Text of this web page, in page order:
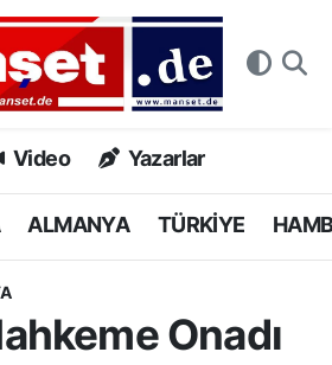
Video Yazarlar
ALMANYA TÜRKİYE
Onadı
ve Fikstür